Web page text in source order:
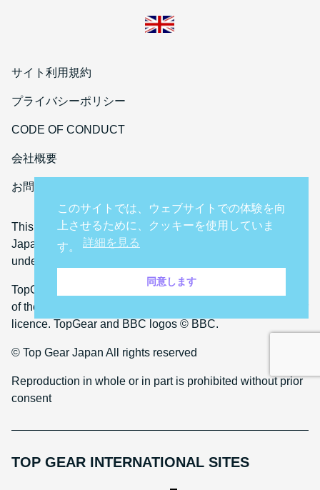
サイト利用規約
プライバシーポリシー
CODE OF CONDUCT
会社概要
お問い合わせ
This website is owned and operated by Auto Critique
Japan Co. Ltd. The domain name topgear.tokyo is used
under licence from BBC Studios Distribution Limited.
TopGear and BBC (word marks and logos) are trademarks
of the British Broadcasting Corporation and are used under
licence. TopGear and BBC logos © BBC.
© Top Gear Japan All rights reserved
Reproduction in whole or in part is prohibited without prior
consent
TOP GEAR INTERNATIONAL SITES
このサイトでは、ウェブサイトでの体験を向
上させるために、クッキーを使用していま
す。 詳細を見る
同意します